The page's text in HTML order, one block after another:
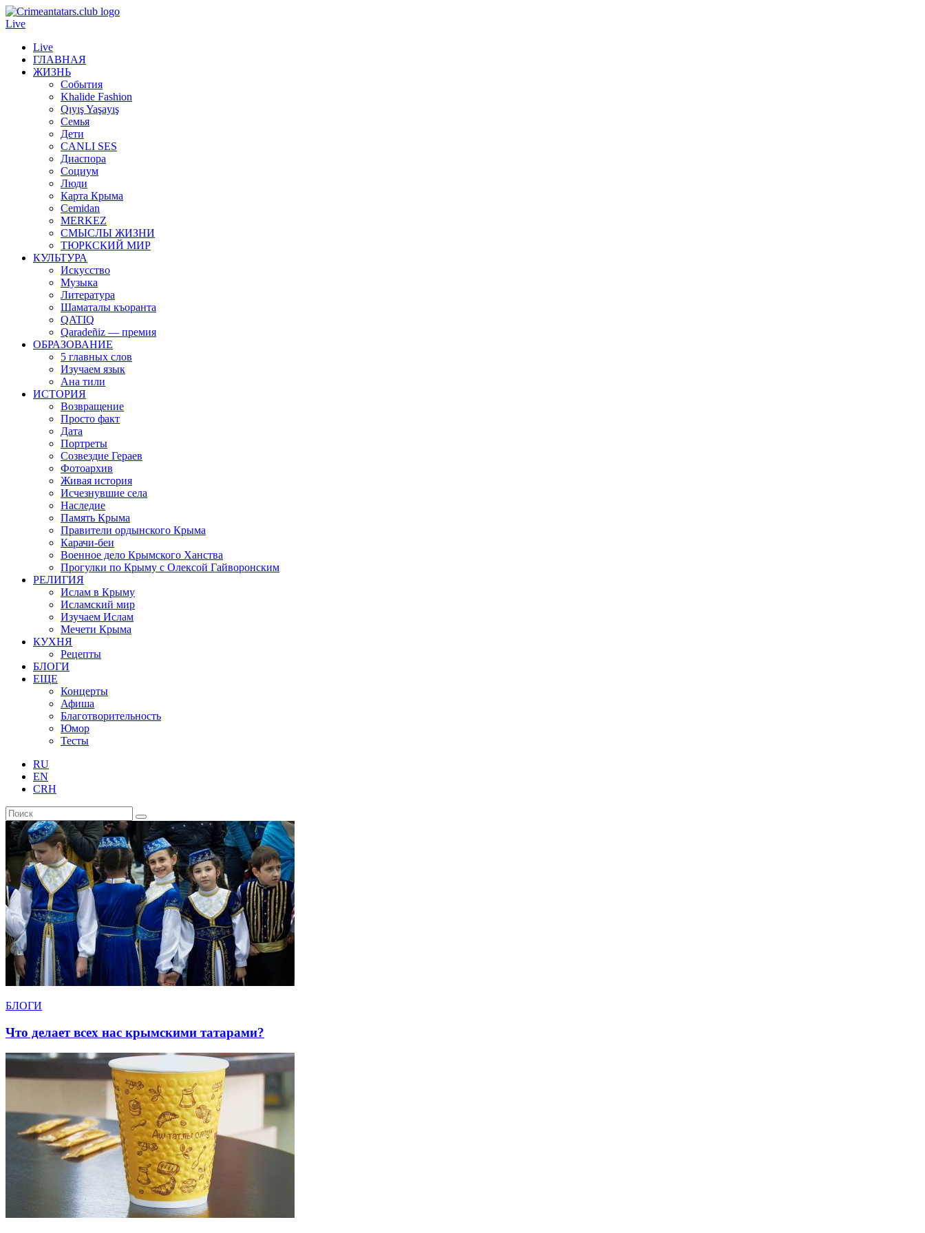
Live
Live
ГЛАВНАЯ
ЖИЗНЬ
События
Khalide Fashion
Qıyış Yaşayış
Семья
Дети
CANLI SES
Диаспора
Социум
Люди
Карта Крыма
Cemidan
МERKEZ
СМЫСЛЫ ЖИЗНИ
ТЮРКСКИЙ МИР
КУЛЬТУРА
Искусство
Музыка
Литература
Шаматалы къоранта
QATIQ
Qaradeñiz — премия
ОБРАЗОВАНИЕ
5 главных слов
Изучаем язык
Ана тили
ИСТОРИЯ
Возвращение
Просто факт
Дата
Портреты
Созвездие Гераев
Фотоархив
Живая история
Исчезнувшие села
Наследие
Память Крыма
Правители ордынского Крыма
Карачи-беи
Военное дело Крымского Ханства
Прогулки по Крыму с Олексой Гайворонским
РЕЛИГИЯ
Ислам в Крыму
Исламский мир
Изучаем Ислам
Мечети Крыма
КУХНЯ
Рецепты
БЛОГИ
ЕЩЕ
Концерты
Афиша
Благотворительность
Юмор
Тесты
RU
EN
CRH
БЛОГИ
Что делает всех нас крымскими татарами?